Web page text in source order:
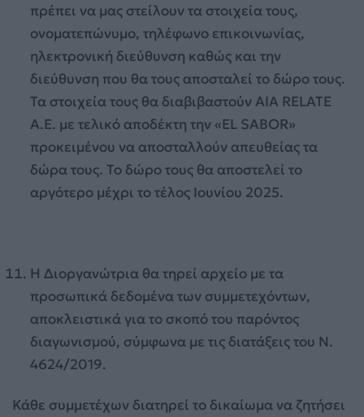
πρέπει να μας στείλουν τα στοιχεία τους,
ονοματεπώνυμο, τηλέφωνο επικοινωνίας,
ηλεκτρονική διεύθυνση καθώς και την
διεύθυνση που θα τους αποσταλεί το δώρο τους.
Τα στοιχεία τους θα διαβιβαστούν ΑΙΑ RELATE
A.E. με τελικό αποδέκτη την «EL SABOR»
προκειμένου να αποσταλλούν απευθείας τα
δώρα τους. Το δώρο τους θα αποστελεί το
αργότερο μέχρι το τέλος Ιουνίου 2025.
Η Διοργανώτρια θα τηρεί αρχείο με τα
προσωπικά δεδομένα των συμμετεχόντων,
αποκλειστικά για το σκοπό του παρόντος
διαγωνισμού, σύμφωνα με τις διατάξεις του Ν.
4624/2019.
Κάθε συμμετέχων διατηρεί το δικαίωμα να ζητήσει